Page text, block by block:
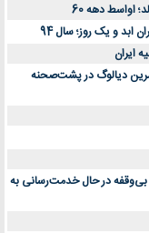
اواسط دهه 60
ابد و یک روز؛ سال 94
دیالوگ در پشت‌صحنه
بی‌وقفه در حال خدمت‌رسانی به